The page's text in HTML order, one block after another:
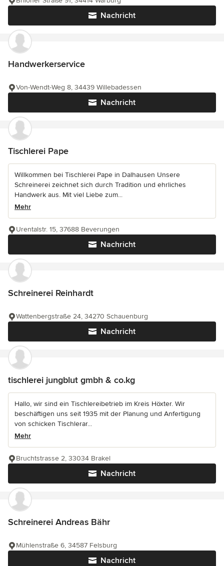
Nachricht
Handwerkerservice
Nachricht
Von-Wendt-Weg 8, 34439 Willebadessen
Tischlerei Pape
Willkommen bei Tischlerei Pape in Dalhausen Unsere
Schreinerei zeichnet sich durch Tradition und ehrliches
Handwerk aus. Mit viel Liebe zum...
Mehr
Nachricht
Urentalstr. 15, 37688 Beverungen
Schreinerei Reinhardt
Nachricht
Wattenbergstraße 24, 34270 Schauenburg
tischlerei jungblut gmbh & co.kg
Hallo, wir sind ein Tischlereibetrieb im Kreis Höxter. Wir
beschäftigen uns seit 1935 mit der Planung und Anfertigung
von schicken Tischlerar...
Mehr
Nachricht
Bruchtstrasse 2, 33034 Brakel
Schreinerei Andreas Bähr
Nachricht
Mühlenstraße 6, 34587 Felsburg